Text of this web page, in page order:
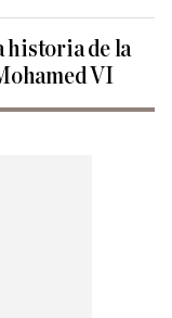
historia de la
VI